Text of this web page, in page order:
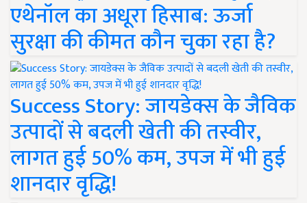
एथेनॉल का अधूरा हिसाब: ऊर्जा
सुरक्षा की कीमत कौन चुका रहा है?
Success Story: जायडेक्स के जैविक
उत्पादों से बदली खेती की तस्वीर,
लागत हुई 50% कम, उपज में भी हुई
शानदार वृद्धि!